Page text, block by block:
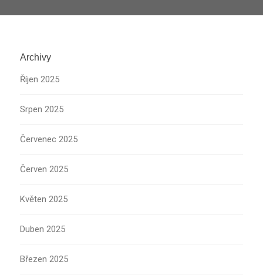
Archivy
Říjen 2025
Srpen 2025
Červenec 2025
Červen 2025
Květen 2025
Duben 2025
Březen 2025